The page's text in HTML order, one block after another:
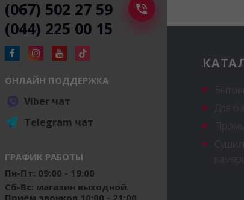
Для
(067) 502 27 59
(044) 225 00 15
ОНЛАЙН ПОДДЕРЖКА
Viber чат
Telegram чат
ГРАФИК РАБОТЫ
Пн-Пт: 09:00 - 19:00
Сб-Вс: магазин выходной.